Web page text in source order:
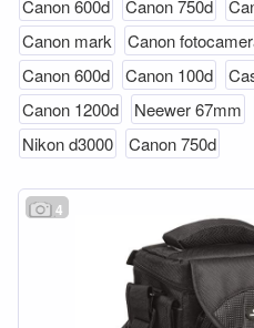
Canon 600d
Canon 750d
Canon mark
Canon
Canon 600d
Canon 100d
Canon 1200d
Neewer 67mm
Nikon d3000
Canon 750d
4